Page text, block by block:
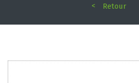
Retour